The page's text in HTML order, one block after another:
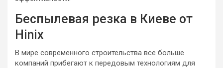
Беспылевая резка в Киеве от
Hinix
В мире современного строительства все больше
компаний прибегают к передовым технологиям для